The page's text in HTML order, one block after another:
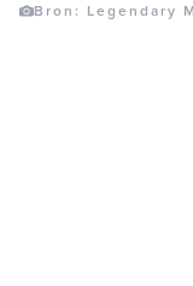
Bron: Legendary